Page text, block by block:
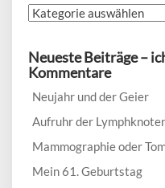
Wähle
Neueste Beiträge –
Kommentare
Neujahr und der Geier
Aufruhr der
Mammographie oder
Mein 61. Geburtstag